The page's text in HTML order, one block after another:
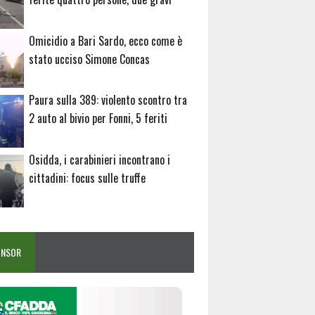
Omicidio a Bari Sardo, ecco come è
stato ucciso Simone Concas
Paura sulla 389: violento scontro tra
2 auto al bivio per Fonni, 5 feriti
Osidda, i carabinieri incontrano i
cittadini: focus sulle truffe